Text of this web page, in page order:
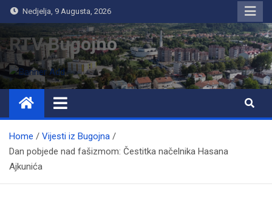
Nedjelja, 9 Augusta, 2026
RTV Bugojno
Home
Vijesti iz Bugojna
Dan pobjede nad fašizmom: Čestitka načelnika Hasana
Ajkunića